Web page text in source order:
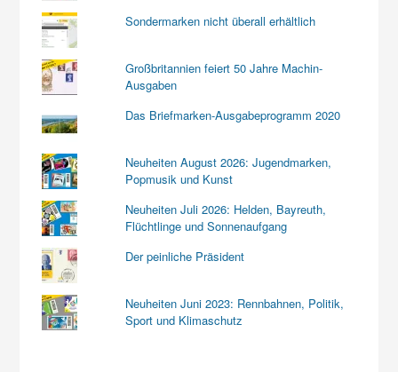
Sondermarken nicht überall erhältlich
Großbritannien feiert 50 Jahre Machin-
Ausgaben
Das Briefmarken-Ausgabeprogramm 2020
Neuheiten August 2026: Jugendmarken,
Popmusik und Kunst
Neuheiten Juli 2026: Helden, Bayreuth,
Flüchtlinge und Sonnenaufgang
Der peinliche Präsident
Neuheiten Juni 2023: Rennbahnen, Politik,
Sport und Klimaschutz